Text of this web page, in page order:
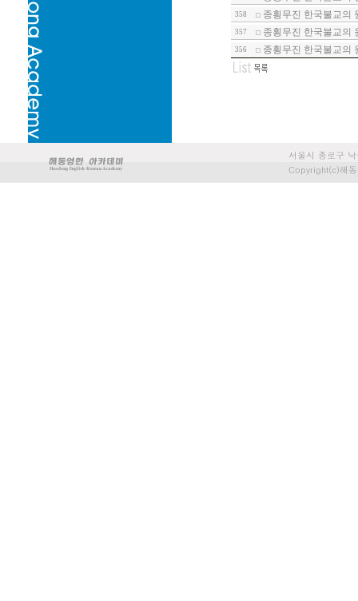
358 종횡무진 한국불교의
357 종횡무진 한국불교의
356 종횡무진 한국불교의